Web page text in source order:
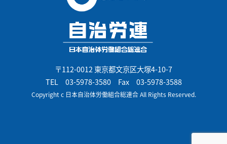
〒112-0012 東京都文京区大塚4-10-7
TEL 03-5978-3580Fax 03-5978-3588
Copyright c 日本自治体労働組合総連合 All Rights Reserved.